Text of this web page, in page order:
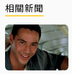
相關新聞